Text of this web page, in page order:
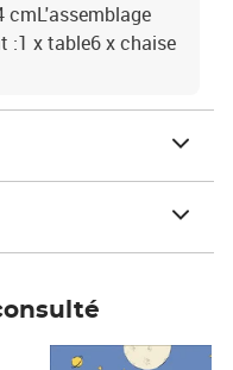
cmL'assemblage
:1 x table6 x chaise
Prix 7,50€